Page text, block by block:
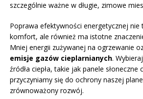
szczególnie ważne w długie, zimowe
Poprawa efektywności energetycznej nie
komfort, ale również ma istotne
Mniej energii zużywanej na ogrzewanie
emisje gazów cieplarnianych.
źródła ciepła, takie jak panele słoneczne
przyczyniamy się do ochrony naszej
zrównoważony rozwój.